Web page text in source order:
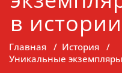
в истории
Главная / История /
Уникальные